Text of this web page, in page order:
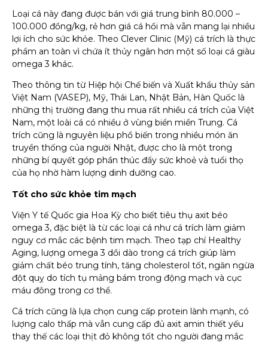
Loại cá này đang được bán với giá trung bình 80.000 –
100.000 đồng/kg, rẻ hơn giá cá hồi mà vẫn mang lại nhiều
lợi ích cho sức khỏe. Theo Clever Clinic (Mỹ) cá trích là thực
phẩm an toàn vì chứa ít thủy ngân hơn một số loại cá giàu
Việt Nam (VASEP), Mỹ, Thái Lan, Nhật Bản, Hàn Quốc là
những thị trường đang thu mua rất nhiều cá trích của Việt
Nam, một loài cá có nhiều ở vùng biển miền Trung. Cá
trích cũng là nguyên liệu phổ biến trong nhiều món ăn
truyền thống của người Nhật, được cho là một trong
những bí quyết góp phần thúc đẩy sức khoẻ và tuổi thọ
của họ nhờ hàm lượng dinh dưỡng cao.
Tốt cho sức khỏe tim mạch
omega 3, đặc biệt là từ các loại cá như cá trích làm giảm
nguy cơ mắc các bệnh tim mạch. Theo tạp chí Healthy
Aging, lượng omega 3 dồi dào trong cá trích giúp làm
giảm chất béo trung tính, tăng cholesterol tốt, ngăn ngừa
đột quỵ do tích tụ mảng bám trong động mạch và cục
lượng calo thấp mà vẫn cung cấp đủ axit amin thiết yếu
thay thế các loại thịt đỏ không tốt cho người đang mắc